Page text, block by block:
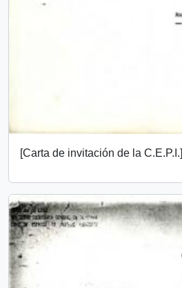
[Carta de invitación de la C.E.P.I.]